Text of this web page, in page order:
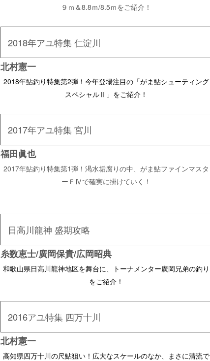
９ｍ＆8.8ｍ/8.5ｍをご紹介！
2018年アユ特集 仁淀川
北村憲一
2018年鮎釣り特集第2弾！今年登場注目の「がま鮎シューティング
スペシャルⅡ」をご紹介！
2017年アユ特集 宮川
福田眞也
2017年鮎釣り特集第1弾！渇水垢腐りの中、がま鮎ファインマスタ
ーＦⅣで確実に掛けていく！
日高川龍神 盛期攻略
糸数恵士/廣岡保貴/広岡昭典
和歌山県日高川龍神地区を舞台に、トーナメンター廣岡兄弟の釣り
をご紹介！
2016アユ特集 四万十川
北村憲一
高知県四万十川の尺鮎狙い！広大なスケールのなか、まさに清流で